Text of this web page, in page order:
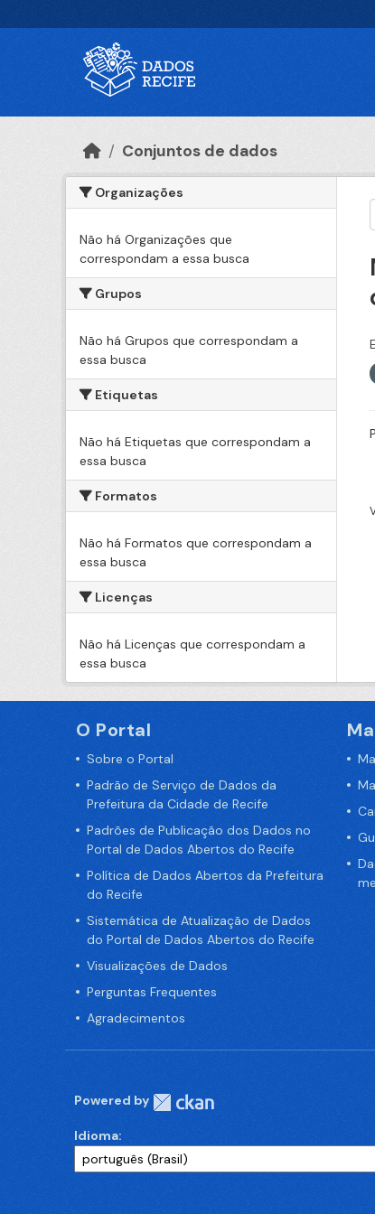
Conjuntos de dados
Organizações
Não há Organizações que
correspondam a essa busca
Grupos
Não há Grupos que correspondam a
essa busca
Etiquetas
Não há Etiquetas que correspondam a
essa busca
Formatos
Não há Formatos que correspondam a
essa busca
Licenças
Não há Licenças que correspondam a
essa busca
O Portal
Sobre o Portal
Padrão de Serviço de Dados da
Prefeitura da Cidade de Recife
Padrões de Publicação dos Dados no
Portal de Dados Abertos do Recife
Política de Dados Abertos da Prefeitura
do Recife
Sistemática de Atualização de Dados
do Portal de Dados Abertos do Recife
Visualizações de Dados
Perguntas Frequentes
Agradecimentos
Powered by
Idioma